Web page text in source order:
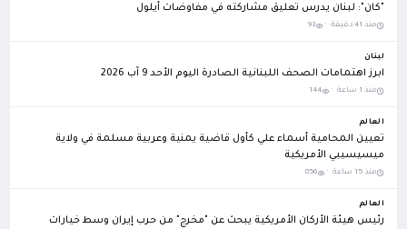
"كان": لبنان يدرس تعليق مشاركته في مفاوضات أيلول
منذ 41 دقيقة · 93
لبنان
ابرز اهتمامات الصحف اللبنانية الصادرة اليوم الأحد 9 آب 2026
منذ 1 ساعة · 144
العالم
تعيين المحامية أسماء علي كأول قاضية يمنية وعربية مسلمة في ولاية
ميسيسيبي الأمريكية
منذ 15 ساعة · 856
العالم
رئيس هيئة الأركان الأمريكية يبحث عن "مخرج" من حرب إيران وسط خيارات